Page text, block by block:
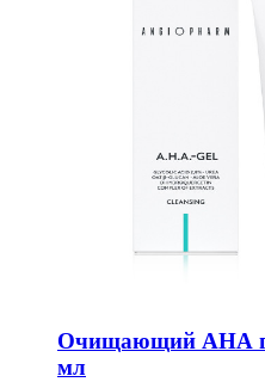
Очищающий АНА
мл